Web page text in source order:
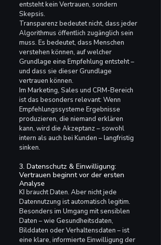
entsteht kein Vertrauen, sondern
Skepsis.
Transparenz bedeutet nicht, dass jeder
Algorithmus öffentlich zugänglich sein
muss. Es bedeutet, dass Menschen
verstehen können, auf welcher
Grundlage eine Empfehlung entsteht –
und dass sie dieser Grundlage
vertrauen können.
Im Marketing, Sales und CRM-Bereich
ist das besonders relevant: Wenn
Empfehlungssysteme Ergebnisse
produzieren, die niemand erklären
kann, wird die Akzeptanz – sowohl
intern als auch bei Kunden – langfristig
sinken.
3. Datenschutz & Einwilligung:
Vertrauen beginnt vor der ersten
Analyse
KI braucht Daten. Aber nicht jede
Datennutzung ist automatisch legitim.
Besonders im Umgang mit sensiblen
Daten – wie Gesundheitsdaten,
Bilddaten oder Verhaltensdaten – ist
eine klare, informierte Einwilligung der